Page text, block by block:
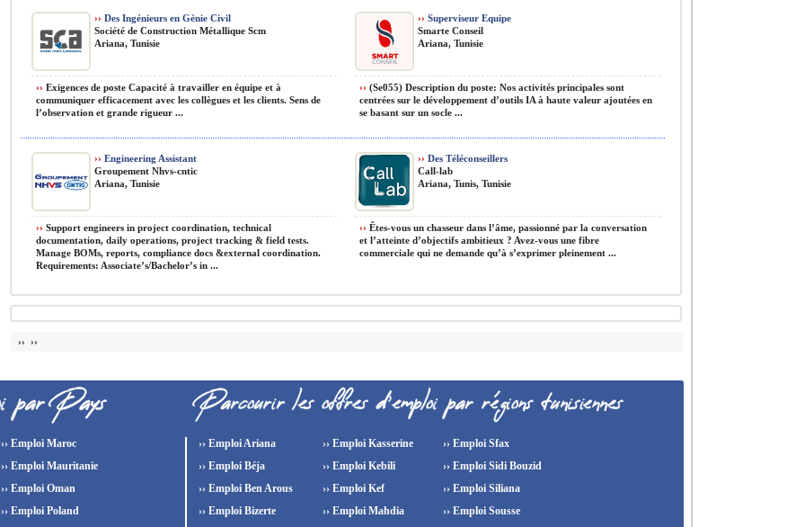
›› Des Ingénieurs en Génie Civil
Société de Construction Métallique Scm
Ariana, Tunisie
›› Exigences de poste Capacité à travailler en équipe et à
communiquer efficacement avec les collègues et les clients. Sens de
l’observation et grande rigueur ...
›› Superviseur Equipe
Smarte Conseil
Ariana, Tunisie
›› (Se055) Description du poste: Nos activités principales sont
centrées sur le développement d’outils IA à haute valeur ajoutées en
se basant sur un socle ...
›› Engineering Assistant
Groupement Nhvs-cntic
Ariana, Tunisie
›› Support engineers in project coordination, technical
documentation, daily operations, project tracking & field tests.
Manage BOMs, reports, compliance docs &external coordination.
Requirements: Associate’s/Bachelor’s in ...
›› Des Téléconseillers
Call-lab
Ariana, Tunis, Tunisie
›› Êtes-vous un chasseur dans l’âme, passionné par la conversation
et l’atteinte d’objectifs ambitieux ? Avez-vous une fibre
commerciale qui ne demande qu’à s’exprimer pleinement ...
›› ››
›› Emploi Maroc
›› Emploi Mauritanie
›› Emploi Oman
›› Emploi Poland
›› Emploi Ariana
›› Emploi Béja
›› Emploi Ben Arous
›› Emploi Bizerte
›› Emploi Kasserine
›› Emploi Kebili
›› Emploi Kef
›› Emploi Mahdia
›› Emploi Sfax
›› Emploi Sidi Bouzid
›› Emploi Siliana
›› Emploi Sousse